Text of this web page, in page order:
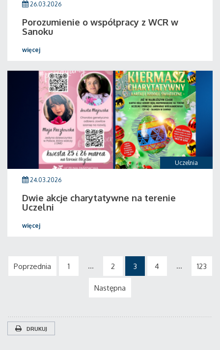
26.03.2026
Porozumienie o współpracy z WCR w
Sanoku
więcej
Uczelnia
24.03.2026
Dwie akcje charytatywne na terenie
Uczelni
więcej
Poprzednia 1 ... 2 3 4 ... 123
Następna
DRUKUJ